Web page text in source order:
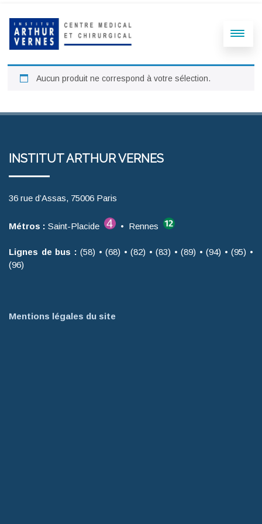
Aucun produit ne correspond à votre sélection.
INSTITUT ARTHUR VERNES
36 rue d’Assas, 75006 Paris
Métros : Saint-Placide • Rennes
Lignes de bus : (58) • (68) • (82) • (83) • (89) • (94) • (95) •
(96)
Mentions légales du site